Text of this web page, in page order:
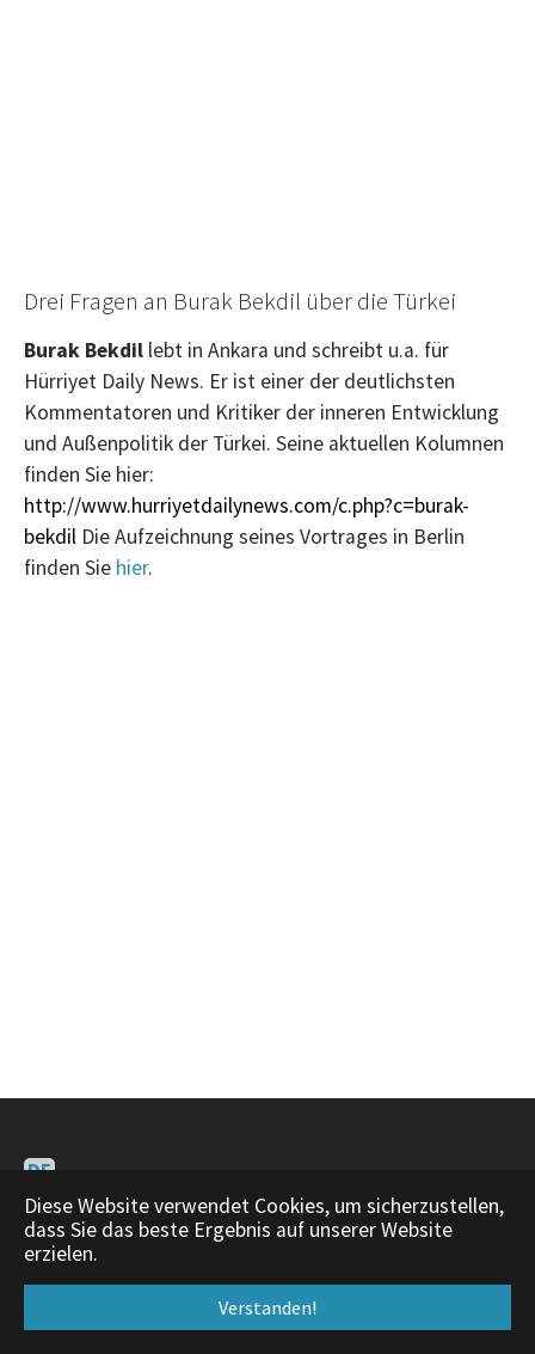
Diese Website verwendet Cookies, um sicherzustellen,
dass Sie das beste Ergebnis auf unserer Website
erzielen.
Verstanden!
Drei Fragen an Burak Bekdil über die Türkei
Burak Bekdil lebt in Ankara und schreibt u.a. für
Hürriyet Daily News. Er ist einer der deutlichsten
Kommentatoren und Kritiker der inneren Entwicklung
und Außenpolitik der Türkei. Seine aktuellen Kolumnen
finden Sie hier:
http://www.hurriyetdailynews.com/c.php?c=burak-
bekdil Die Aufzeichnung seines Vortrages in Berlin
finden Sie hier.
DE
EN
Impressum
Facebook
TwitterYouTube